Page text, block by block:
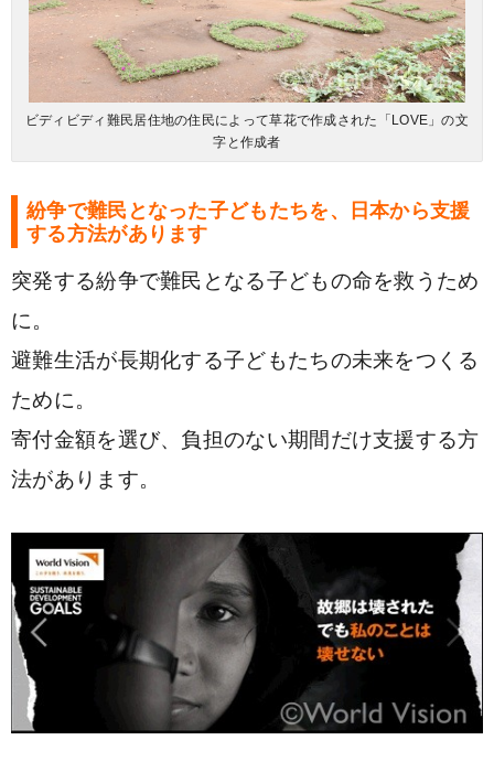
ビディビディ難民居住地の住民によって草花で作成された「LOVE」の文
字と作成者
紛争で難民となった子どもたちを、日本から支援
する方法があります
突発する紛争で難民となる子どもの命を救うため
に。
避難生活が長期化する子どもたちの未来をつくる
ために。
寄付金額を選び、負担のない期間だけ支援する方
法があります。